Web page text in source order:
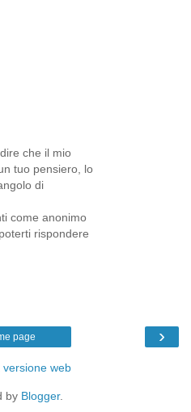
che il mio
tuo pensiero, lo
di
come anonimo
rispondere
›
page
versione web
by Blogger.